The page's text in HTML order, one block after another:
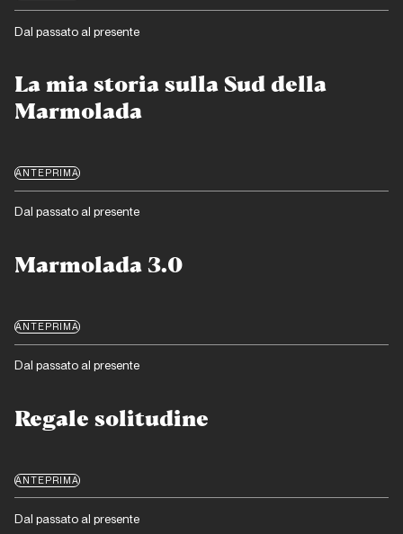
La mia storia sulla Sud della
Marmolada
Dal passato al presente
ANTEPRIMA
Marmolada 3.0
Dal passato al presente
ANTEPRIMA
Regale solitudine
Dal passato al presente
ANTEPRIMA
Dal passato al presente